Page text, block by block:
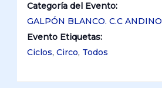
Categoría del Evento:
GALPÓN BLANCO. C.C ANDINO
Evento Etiquetas:
Ciclos,Circo, Todos